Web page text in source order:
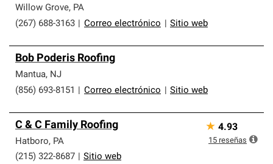
Willow Grove, PA
(267) 688-3163
Correo electrónico Sitio web
Bob Poderis Roofing
Mantua, NJ
(856) 693-8151
Correo electrónico Sitio web
C & C Family Roofing
Hatboro, PA
(215) 322-8687
Sitio web
★ 4.93
15 reseñas